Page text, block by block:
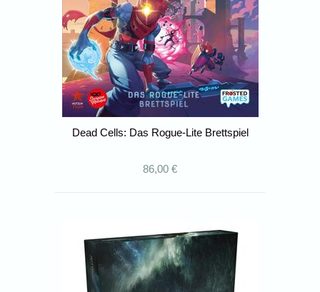
Dead Cells: Das Rogue-Lite Brettspiel
86,00 €